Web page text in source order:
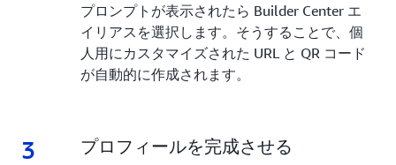
プロンプトが表示されたら Builder Center エ
イリアスを選択します。そうすることで、個
人用にカスタマイズされた URL と QR コード
が自動的に作成されます。
3 3.
プロフィールを完成させる